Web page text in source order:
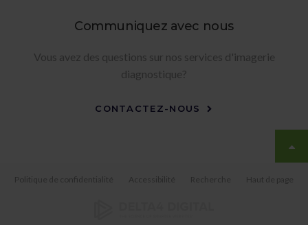
Communiquez avec nous
Vous avez des questions sur nos services d'imagerie
diagnostique?
CONTACTEZ-NOUS
Politique de confidentialité Accessibilité Recherche Haut de page